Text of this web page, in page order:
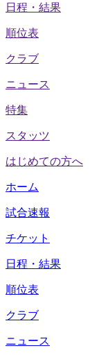
日程・結果
順位表
クラブ
ニュース
特集
スタッツ
はじめての方へ
ホーム
試合速報
チケット
日程・結果
順位表
クラブ
ニュース